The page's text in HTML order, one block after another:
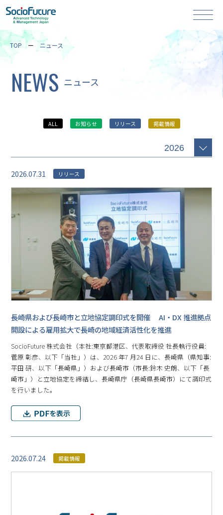
TOP ニュース
NEWS ニュース
ALL お知らせ リリース 掲載情報
2026.07.31 リリース
⾧崎県および⾧崎市と立地協定調印式を開催 AI・DX 推進拠点
開設による雇用拡大で⾧崎の地域経済活性化を推進
SocioFuture 株式会社（本社:東京都港区、代表取締役 社⾧執行役員:
菅原 彰彦、以下「当社」）は、2026 年7 月24 日に、⾧崎県（県知事:
平田 研、以下「⾧崎県」）および⾧崎市（市⾧:鈴木 史朗、以下「⾧
崎市」）と立地協定を締結し、⾧崎県庁（⾧崎県⾧崎市）にて調印式
を行いました。
2026.07.24 掲載情報